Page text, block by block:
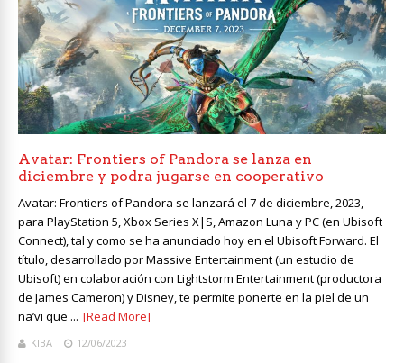
Avatar: Frontiers of Pandora se lanza en
diciembre y podra jugarse en cooperativo
Avatar: Frontiers of Pandora se lanzará el 7 de diciembre, 2023,
para PlayStation 5, Xbox Series X|S, Amazon Luna y PC (en Ubisoft
Connect), tal y como se ha anunciado hoy en el Ubisoft Forward. El
título, desarrollado por Massive Entertainment (un estudio de
Ubisoft) en colaboración con Lightstorm Entertainment (productora
de James Cameron) y Disney, te permite ponerte en la piel de un
na’vi que ... [Read More]
KIBA 12/06/2023